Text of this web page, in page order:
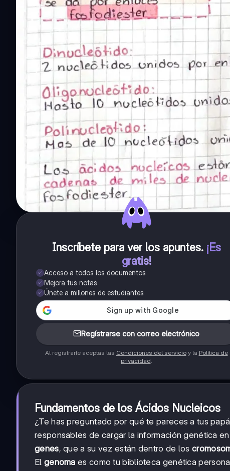
Inscríbete para ver los apuntes. ¡Es
gratis!
Acceso a todos los documentos
Mejora tus notas
Únete a millones de estudiantes
Regístrarse con correo electrónico
Al registrarte aceptas las Condiciones del servicioy la Política de
privacidad.
Fundamentos de los Ácidos Nucleicos
¿Te has preguntado por qué te pareces a tus
responsables de cargar la información genética
genes, que a su vez están dentro de los
El genoma es como tu biblioteca genética